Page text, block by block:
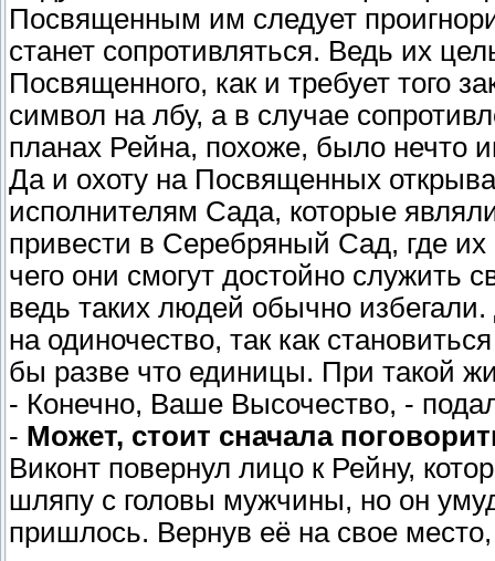
Посвященным им следует
станет сопротивляться. Ведь их
Посвященного, как и требует того
символ на лбу, а в случае
планах Рейна, похоже, было нечто
Да и охоту на Посвященных
исполнителям Сада, которые
привести в Серебряный Сад, где их
чего они смогут достойно служить
ведь таких людей обычно
на одиночество, так как
бы разве что единицы. При такой
- Конечно, Ваше Высочество, -
- Может, стоит сначала
Виконт повернул лицо к Рейну,
шляпу с головы мужчины, но он
пришлось. Вернув её на свое